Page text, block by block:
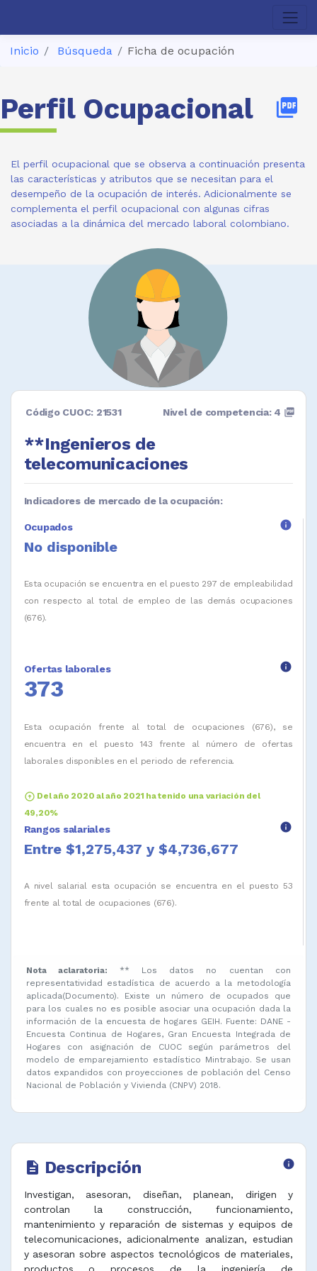
Inicio Búsqueda Ficha de ocupación
Perfil Ocupacional picture_as_pdf
El perfil ocupacional que se observa a continuación presenta
las características y atributos que se necesitan para el
desempeño de la ocupación de interés. Adicionalmente se
complementa el perfil ocupacional con algunas cifras
asociadas a la dinámica del mercado laboral colombiano.
Código CUOC: 21531
**Ingenieros de
telecomunicaciones
Nivel de competencia: 4 picture_as_pdf
Indicadores de mercado de la ocupación:
Ocupados info
No disponible
Esta ocupación se encuentra en el puesto 297 de empleabilidad
con respecto al total de empleo de las demás ocupaciones
(676).
Ofertas laborales info
373
Esta ocupación frente al total de ocupaciones (676), se
encuentra en el puesto 143 frente al número de ofertas
laborales disponibles en el periodo de referencia.
arrow_circle_up Del año 2020 al año 2021 ha tenido una variación del
49,20%
Rangos salariales info
Entre $1,275,437 y $4,736,677
A nivel salarial esta ocupación se encuentra en el puesto 53
frente al total de ocupaciones (676).
Nota aclaratoria:
** Los datos no cuentan con
representatividad estadística de acuerdo a la metodología
aplicada(Documento). Existe un número de ocupados que
para los cuales no es posible asociar una ocupación dada la
información de la encuesta de hogares GEIH. Fuente: DANE -
Encuesta Continua de Hogares, Gran Encuesta Integrada de
Hogares con asignación de CUOC según parámetros del
modelo de emparejamiento estadístico Mintrabajo. Se usan
datos expandidos con proyecciones de población del Censo
Nacional de Población y Vivienda (CNPV) 2018.
description Descripción info
Investigan, asesoran, diseñan, planean, dirigen y
controlan la construcción, funcionamiento,
mantenimiento y reparación de sistemas y equipos de
telecomunicaciones, adicionalmente analizan, estudian
y asesoran sobre aspectos tecnológicos de materiales,
productos o procesos de la ingeniería de